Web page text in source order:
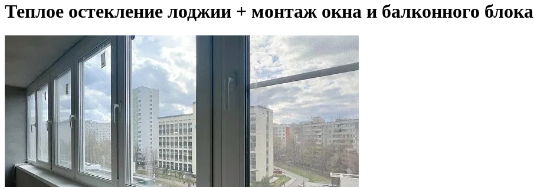
Теплое остекление лоджии + монтаж окна и балконного блока